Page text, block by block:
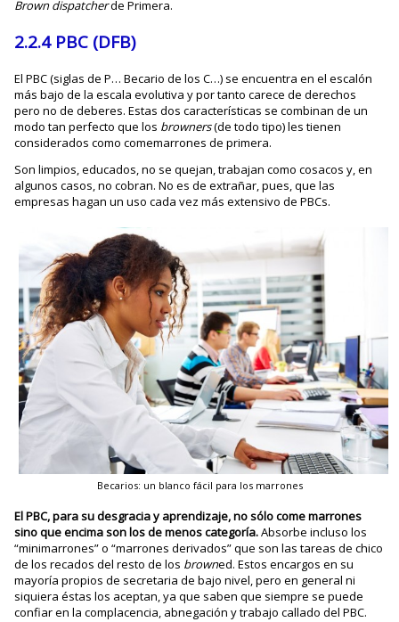
Brown dispatcherde Primera.
2.2.4 PBC (DFB)
El PBC (siglas de P… Becario de los C…) se encuentra en el escalón
más bajo de la escala evolutiva y por tanto carece de derechos
pero no de deberes. Estas dos características se combinan de un
modo tan perfecto que los browners(de todo tipo) les tienen
considerados como comemarrones de primera.
Son limpios, educados, no se quejan, trabajan como cosacos y, en
algunos casos, no cobran. No es de extrañar, pues, que las
empresas hagan un uso cada vez más extensivo de PBCs.
Becarios: un blanco fácil para los marrones
El PBC, para su desgracia y aprendizaje, no sólo come marrones
sino que encima son los de menos categoría.Absorbe incluso los
“minimarrones” o “marrones derivados” que son las tareas de chico
de los recados del resto de los browned. Estos encargos en su
mayoría propios de secretaria de bajo nivel, pero en general ni
siquiera éstas los aceptan, ya que saben que siempre se puede
confiar en la complacencia, abnegación y trabajo callado del PBC.